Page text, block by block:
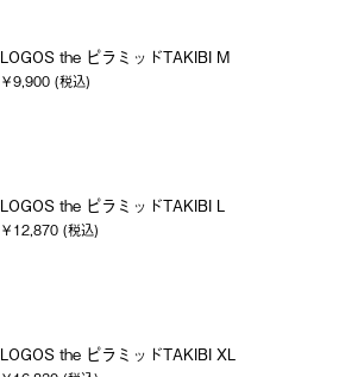
LOGOS the ピラミッドTAKIBI M
￥9,900 (税込)
LOGOS the ピラミッドTAKIBI L
￥12,870 (税込)
LOGOS the ピラミッドTAKIBI XL